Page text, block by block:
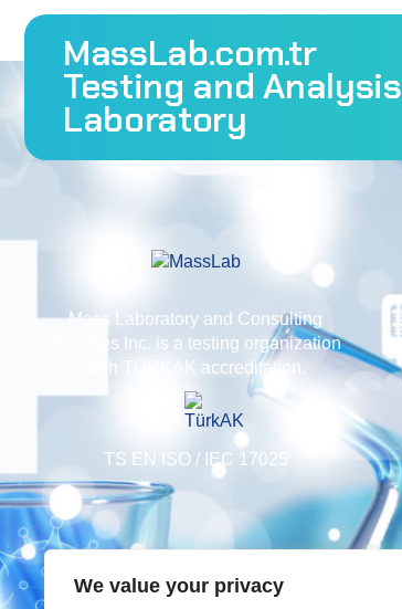
We value your privacy
MassLab.com.tr
Testing and Analysis
Laboratory
Mass Laboratory and Consulting
Services Inc. is a testing organization
with TÜRKAK accreditation.
TS EN ISO / IEC 17025